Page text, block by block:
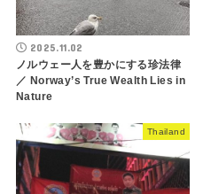
2025.11.02
ノルウェー人を豊かにする珍法律
／ Norway’s True Wealth Lies in
Nature
Thailand